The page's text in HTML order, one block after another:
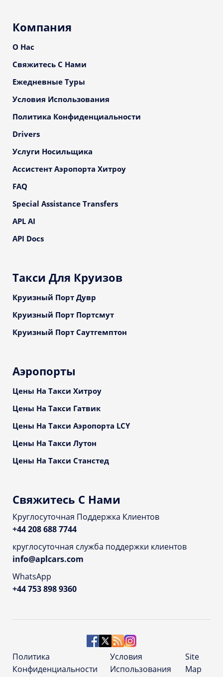
Компания
О Нас
Свяжитесь С Нами
Ежедневные Туры
Условия Использования
Политика Конфиденциальности
Drivers
Услуги Носильщика
Ассистент Аэропорта Хитроу
FAQ
Special Assistance Transfers
APL AI
API Docs
Такси Для Круизов
Круизный Порт Дувр
Круизный Порт Портсмут
Круизный Порт Саутгемптон
Аэропорты
Цены На Такси Хитроу
Цены На Такси Гатвик
Цены На Такси Аэропорта LCY
Цены На Такси Лутон
Цены На Такси Станстед
Свяжитесь С Нами
Круглосуточная Поддержка Клиентов
+44 208 688 7744
круглосуточная служба поддержки клиентов
info@aplcars.com
WhatsApp
+44 753 898 9360
Политика
Конфиденциальности
Условия
Использования
Site
Map